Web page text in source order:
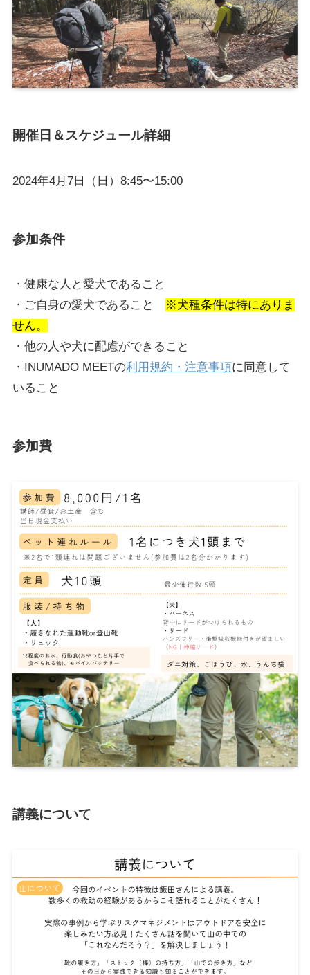
開催日＆スケジュール詳細
2024年4月7日（日）8:45〜15:00
参加条件
・健康な人と愛犬であること
・ご自身の愛犬であること
※犬種条件は特にありま
せん。
・他の人や犬に配慮ができること
・INUMADO MEETの利用規約・注意事項に同意して
いること
参加費
講義について